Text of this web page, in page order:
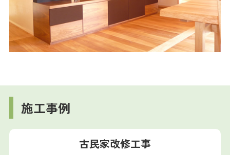
施工事例
古民家改修工事